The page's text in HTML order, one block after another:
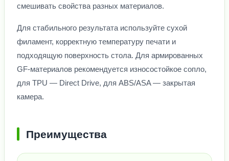
смешивать свойства разных материалов.
Для стабильного результата используйте сухой
филамент, корректную температуру печати и
подходящую поверхность стола. Для армированных
GF-материалов рекомендуется износостойкое сопло,
для TPU — Direct Drive, для ABS/ASA — закрытая
камера.
Преимущества